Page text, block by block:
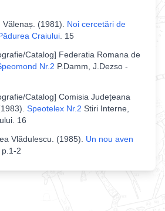
Vălenaș . (1981). Noi cercetări de
Craiului 15
Catalog] Federatia Romana de
Nr.2 P.Damm, J.Dezso -
Catalog] Comisia Județeana
1983). Speotelex Nr.2 Stiri Interne,
16
Vlădulescu . (1985). Un nou aven
p.1-2